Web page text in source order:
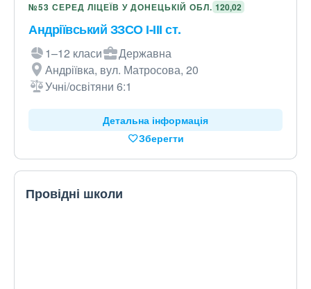
№53 СЕРЕД ЛІЦЕЇВ У ДОНЕЦЬКІЙ ОБЛ. 120,02
Андріївський ЗЗСО І-ІІІ ст.
1–12 класи
Державна
Андріївка, вул. Матросова, 20
Учні/освітяни 6:1
Детальна інформація
Зберегти
Провідні школи